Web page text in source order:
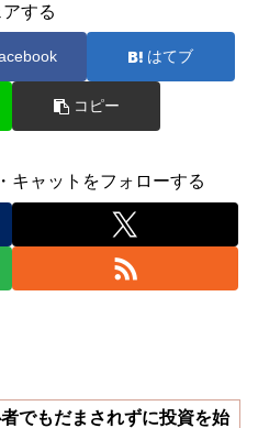
アする
はてブ
コピー
キャットをフォローする
でもだまされずに投資を始